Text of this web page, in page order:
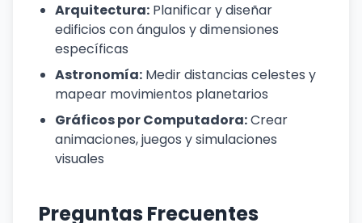
Arquitectura: Planificar y diseñar
edificios con ángulos y dimensiones
específicas
Astronomía: Medir distancias celestes y
mapear movimientos planetarios
Gráficos por Computadora:Crear
animaciones, juegos y simulaciones
visuales
Preguntas Frecuentes